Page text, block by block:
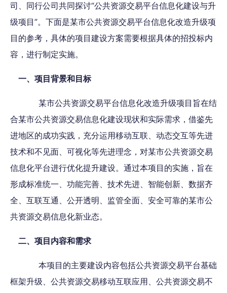
司、同行公司共同探讨“公共资源交易平台信息化建设与升
级项目”。下面是某市公共资源交易平台信息化改造升级项
目的参考，具体的项目建设方案需要根据具体的招投标内
容，进行制定实施。
一、项目背景和目标
某市公共资源交易平台信息化改造升级项目旨在结
合某市公共资源交易信息化建设现状和实际需求，借鉴先
进地区的成功实践，充分运用移动互联、动态交互等先进
技术和不见面、可视化等先进理念，对某市公共资源交易
信息化平台进行优化提升建设。通过本项目的实施，旨在
形成标准统一、功能完善、技术先进、智能创新、数据齐
全、互联互通、公开透明、监管全面、安全可靠的某市公
共资源交易信息化新业态。
二、项目内容和需求
本项目的主要建设内容包括公共资源交易平台基础
框架升级、公共资源交易移动互联应用、公共资源交易不